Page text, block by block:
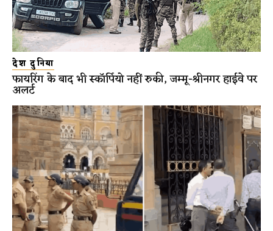
देश दुनिया
फायरिंग के बाद भी स्कॉर्पियो नहीं रुकी, जम्मू-श्रीनगर हाईवे पर
अलर्ट